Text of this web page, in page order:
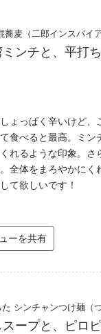
麦（二郎インスパイ
ンチと、平打
ょっぱく辛いけど、
食べると最高。ミン
れるような印象。さ
全体をまろやかにく
て欲しいです！
ーを共有
シンチャンつけ麺（つ
ープと、ピロ